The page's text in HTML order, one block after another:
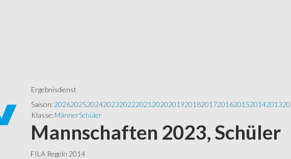
Ergebnisdienst
Saison: 202620252024202320222021 20202019201820172016201520142013
Klasse: MännerSchüler
Mannschaften 2023, Schüler
FILA Regeln 2014